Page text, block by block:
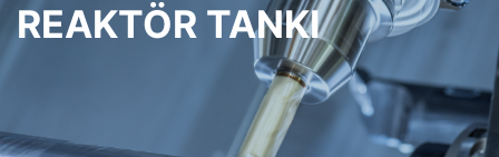
REAKTÖR TANKI